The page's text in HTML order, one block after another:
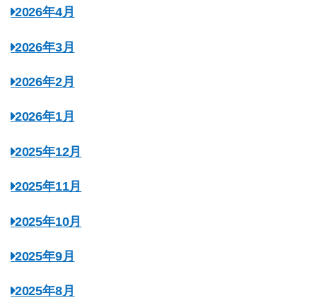
2026年4月
2026年3月
2026年2月
2026年1月
2025年12月
2025年11月
2025年10月
2025年9月
2025年8月